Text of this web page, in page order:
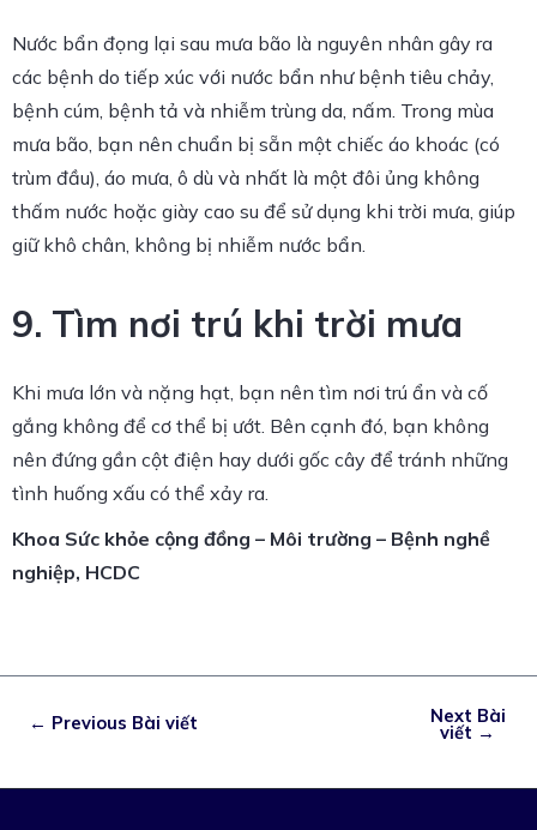
Nước bẩn đọng lại sau mưa bão là nguyên nhân gây ra
các bệnh do tiếp xúc với nước bẩn như bệnh tiêu chảy,
bệnh cúm, bệnh tả và nhiễm trùng da, nấm. Trong mùa
mưa bão, bạn nên chuẩn bị sẵn một chiếc áo khoác (có
trùm đầu), áo mưa, ô dù và nhất là một đôi ủng không
thấm nước hoặc giày cao su để sử dụng khi trời mưa, giúp
giữ khô chân, không bị nhiễm nước bẩn.
9. Tìm nơi trú khi trời mưa
Khi mưa lớn và nặng hạt, bạn nên tìm nơi trú ẩn và cố
gắng không để cơ thể bị ướt. Bên cạnh đó, bạn không
nên đứng gần cột điện hay dưới gốc cây để tránh những
tình huống xấu có thể xảy ra.
Khoa Sức khỏe cộng đồng – Môi trường – Bệnh nghề
nghiệp, HCDC
← Previous Bài viết Next Bài
viết →